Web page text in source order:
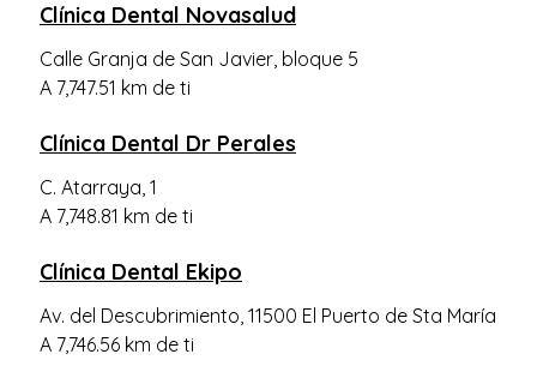
Clínica Dental Novasalud
Calle Granja de San Javier, bloque 5
A 7,747.51 km de ti
Clínica Dental Dr Perales
C. Atarraya, 1
A 7,748.81 km de ti
Clínica Dental Ekipo
Av. del Descubrimiento, 11500 El Puerto de Sta María
A 7,746.56 km de ti